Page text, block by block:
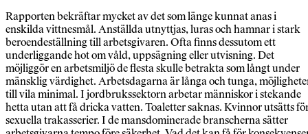
Rapporten bekräftar mycket av det som länge kunnat anas i
enskilda vittnesmål. Anställda utnyttjas, luras och hamnar i stark
beroendeställning till arbetsgivaren. Ofta finns dessutom ett
underliggande hot om våld, uppsägning eller utvisning. Det
möjliggör en arbetsmiljö de flesta skulle betrakta som långt under
mänsklig värdighet. Arbetsdagarna är långa och tunga,
till vila minimal. I jordbrukssektorn arbetar människor i stekande
hetta utan att få dricka vatten. Toaletter saknas. Kvinnor utsätts
sexuella trakasserier. I de mansdominerade branscherna sätter